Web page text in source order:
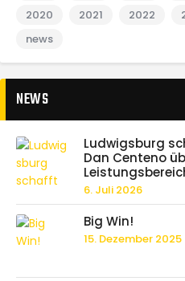
2020
2021 2022
news
NEWS
Ludwigsburg
Dan Centeno
6. Juli 2026
Big Win!
15. Dezember 2025